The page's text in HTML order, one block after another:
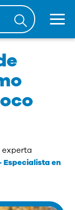
experta
Especialista en